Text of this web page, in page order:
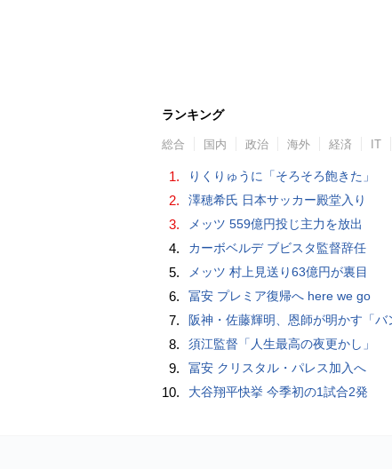
ランキング
総合 国内 政治 海外 経済 IT
1. りくりゅうに「そろそろ飽きた」
2. 澤穂希氏 日本サッカー殿堂入り
3. メッツ 559億円投じ主力を放出
4. カーボベルデ ブビスタ監督辞任
5. メッツ 村上見送り63億円が裏目
6. 冨安 プレミア復帰へ here we go
7. 阪神・佐藤輝明、恩師が明かす「バント拒否でホームラン」の“やんちゃ坊
8. 須江監督「人生最高の夜更かし」
9. 冨安 クリスタル・パレス加入へ
10. 大谷翔平快挙 今季初の1試合2発